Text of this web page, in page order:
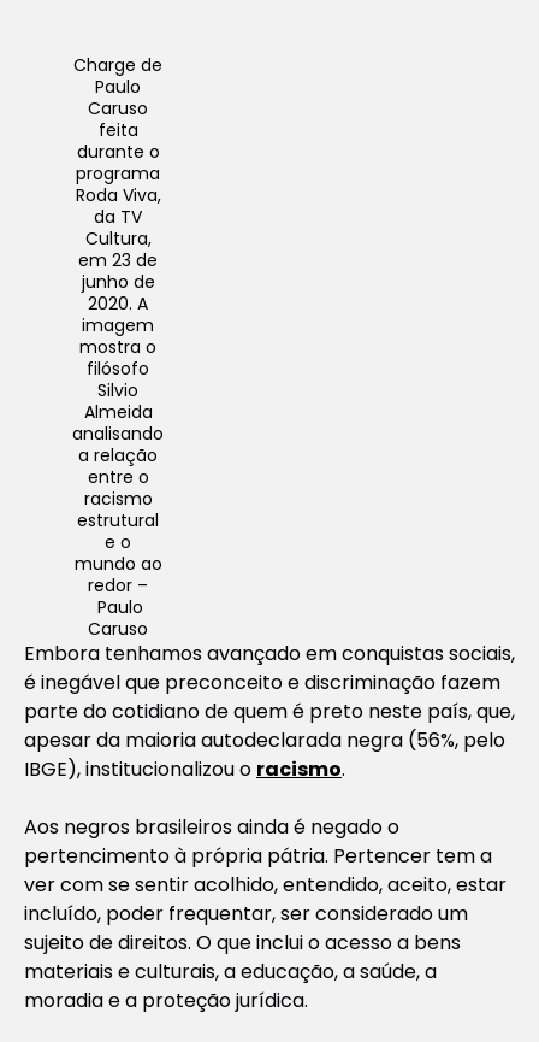
Charge de
Paulo
Caruso
feita
durante o
programa
Roda Viva,
da TV
Cultura,
em 23 de
junho de
2020. A
imagem
mostra o
filósofo
Silvio
Almeida
analisando
a relação
entre o
racismo
estrutural
e o
mundo ao
redor –
Paulo
Caruso
Embora tenhamos avançado em conquistas sociais,
é inegável que preconceito e discriminação fazem
parte do cotidiano de quem é preto neste país, que,
apesar da maioria autodeclarada negra (56%, pelo
IBGE), institucionalizou o racismo.
Aos negros brasileiros ainda é negado o
pertencimento à própria pátria. Pertencer tem a
ver com se sentir acolhido, entendido, aceito, estar
incluído, poder frequentar, ser considerado um
sujeito de direitos. O que inclui o acesso a bens
materiais e culturais, a educação, a saúde, a
moradia e a proteção jurídica.